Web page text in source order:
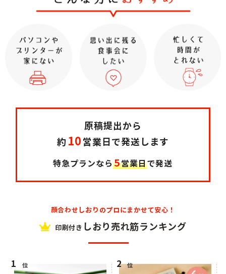
原稿提出から
約 10 営業日で発送します
特急プランなら5営業日で発送
顔合わせしおりのプロにまかせて安心！
印刷付き しおり売れ筋ランキング
位 位